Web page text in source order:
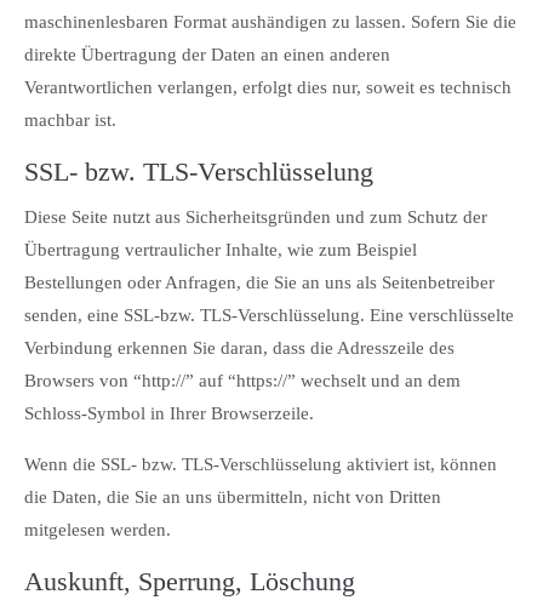
maschinenlesbaren Format aushändigen zu lassen. Sofern Sie die
direkte Übertragung der Daten an einen anderen
Verantwortlichen verlangen, erfolgt dies nur, soweit es technisch
machbar ist.
SSL- bzw. TLS-Verschlüsselung
Diese Seite nutzt aus Sicherheitsgründen und zum Schutz der
Übertragung vertraulicher Inhalte, wie zum Beispiel
Bestellungen oder Anfragen, die Sie an uns als Seitenbetreiber
senden, eine SSL-bzw. TLS-Verschlüsselung. Eine verschlüsselte
Verbindung erkennen Sie daran, dass die Adresszeile des
Browsers von “http://” auf “https://” wechselt und an dem
Schloss-Symbol in Ihrer Browserzeile.
Wenn die SSL- bzw. TLS-Verschlüsselung aktiviert ist, können
die Daten, die Sie an uns übermitteln, nicht von Dritten
mitgelesen werden.
Auskunft, Sperrung, Löschung